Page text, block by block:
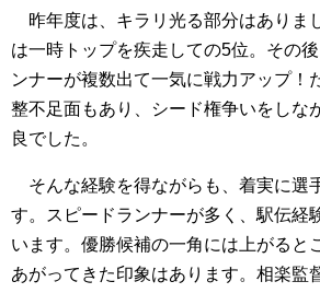
昨年度は、キラリ光る部分はありま
は一時トップを疾走しての5位。その
ンナーが複数出て一気に戦力アップ！
整不足面もあり、シード権争いをしな
良でした。
そんな経験を得ながらも、着実に選
す。スピードランナーが多く、駅伝経
います。優勝候補の一角には上がると
あがってきた印象はあります。相楽監